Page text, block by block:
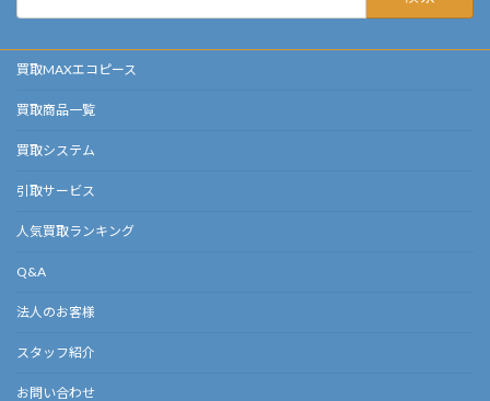
買取MAXエコピース
買取商品一覧
買取システム
引取サービス
人気買取ランキング
Q&A
法人のお客様
スタッフ紹介
お問い合わせ